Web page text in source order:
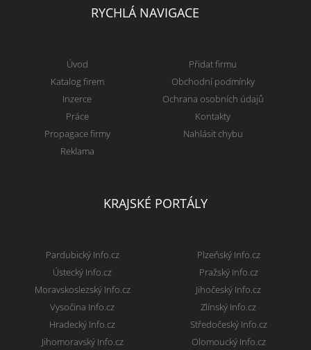
RYCHLÁ NAVIGACE
Úvod
Katalog firem
Inzerce
Práce
Propagace firmy
Reklama
Přidat firmu
Obchodní podmínky
Ochrana osobních údajů
Kontakty
Nahlásit chybu
KRAJSKÉ PORTÁLY
Pardubický Info.cz
Ústecký Info.cz
Moravskoslezský Info.cz
Vysočina Info.cz
Hradecký Info.cz
Jihomoravský Info.cz
Plzeňský Info.cz
Pražský Info.cz
Jihočeský Info.cz
Zlínský Info.cz
Středočeský Info.cz
Olomoucký Info.cz